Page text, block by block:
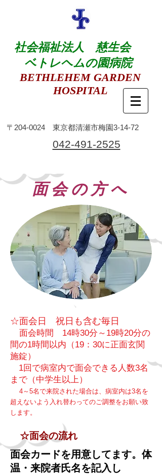
社会福祉法人 慈生会
ベトレヘムの園病院
BETHLEHEM GARDEN
HOSPITAL
​〒204-0024 東京都清瀬市梅園3-14-72
​042-491-2525
​面会の方へ
​☆面会日 祝日も含む毎日
面会時間 14時30分～19時20分の
間の1時間以内（19：30に正面玄関
施錠）
1回で病室内で面会できる人数3名
まで（中学生以上）
4～5名で来院された場合は、病室内は3名を
超えないよう入れ替わってのご調整をお願い致
します。
​ ☆面会の流れ
面会カードを用意してます。体
温・来院者氏名を記入し